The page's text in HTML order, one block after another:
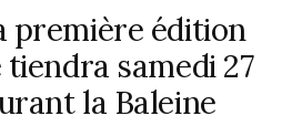
première édition
tiendra samedi 27
la Baleine